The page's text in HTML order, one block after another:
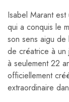
Isabel Marant
qui a conquis le
son sens aigu de
de créatrice à un
à seulement 22
officiellement
extraordinaire